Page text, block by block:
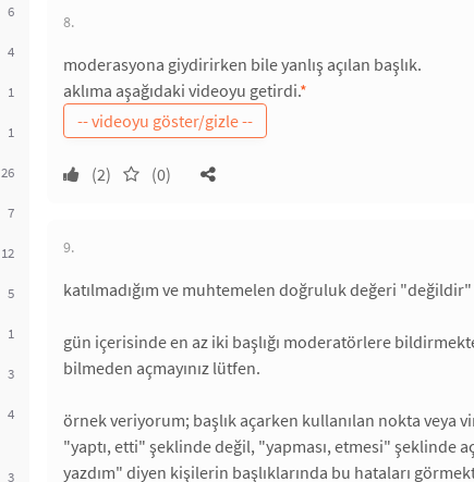
6
4
1
1
26
7
12
5
1
3
4
3
8.
moderasyona giydirirken bile yanlış açılan başlık.
aklıma aşağıdaki videoyu getirdi.*
(2) (0)
9.
katılmadığım ve muhtemelen doğruluk değeri "değildir"
gün içerisinde en az iki başlığı moderatörlere
bilmeden açmayınız lütfen.
örnek veriyorum; başlık açarken kullanılan nokta veya
"yaptı, etti" şeklinde değil, "yapması, etmesi" şeklinde
yazdım" diyen kişilerin başlıklarında bu hataları